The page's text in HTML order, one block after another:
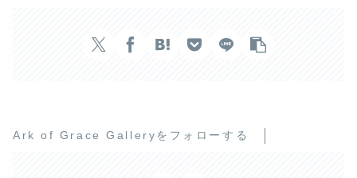
Ark of Grace Galleryをフォローする